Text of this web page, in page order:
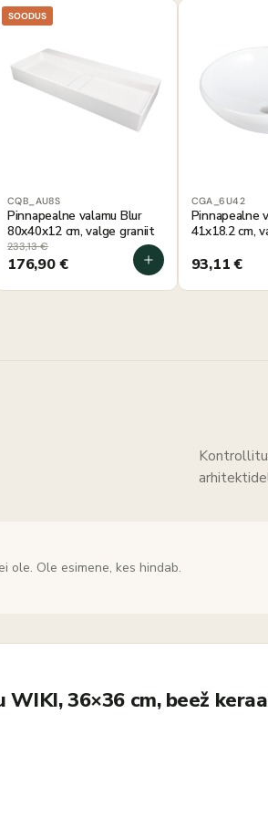
SOODUS
CQB_AU8S
Pinnapealne valamu Blur
80x40x12 cm, valge graniit
233,13€
176,90€
CGA_6U42
Pinnapealne
41x18.2 cm,
93,11€
ole. Ole esimene, kes hindab.
36×36 cm, beež